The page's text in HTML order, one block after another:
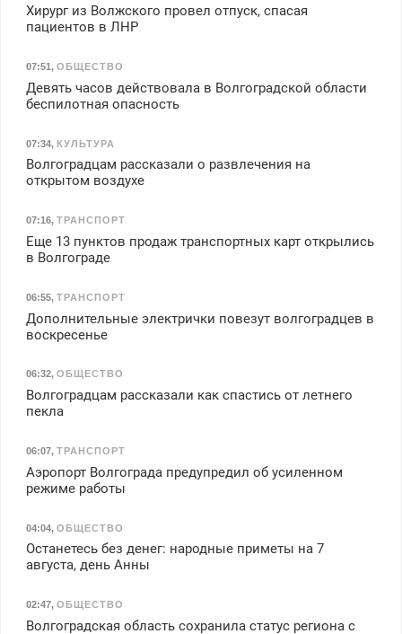
Хирург из Волжского провел отпуск, спасая
пациентов в ЛНР
07:51, ОБЩЕСТВО
Девять часов действовала в Волгоградской области
беспилотная опасность
07:34, КУЛЬТУРА
Волгоградцам рассказали о развлечения на
открытом воздухе
07:16, ТРАНСПОРТ
Еще 13 пунктов продаж транспортных карт открылись
в Волгограде
06:55, ТРАНСПОРТ
Дополнительные электрички повезут волгоградцев в
воскресенье
06:32, ОБЩЕСТВО
Волгоградцам рассказали как спастись от летнего
пекла
06:07, ТРАНСПОРТ
Аэропорт Волгограда предупредил об усиленном
режиме работы
04:04, ОБЩЕСТВО
Останетесь без денег: народные приметы на 7
августа, день Анны
02:47, ОБЩЕСТВО
Волгоградская область сохранила статус региона с